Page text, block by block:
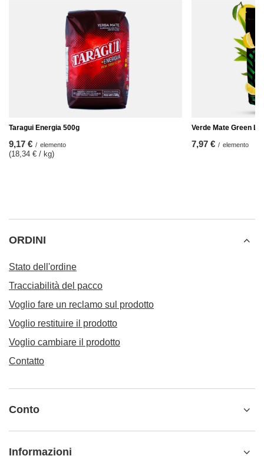
Taragui Energia 500g
9,17 € / elemento
(18,34 € / kg)
Verde Mate Green
7,97 € / elemento
ORDINI
Stato dell'ordine
Tracciabilità del pacco
Voglio fare un reclamo sul prodotto
Voglio restituire il prodotto
Voglio cambiare il prodotto
Contatto
Conto
Informazioni